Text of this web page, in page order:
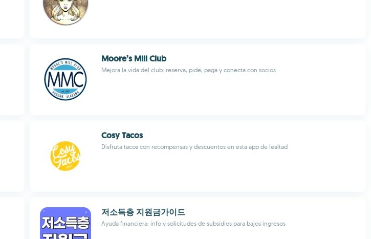
Moore’s Mill Club
Mejora la vida del club: reserva, pide, paga y conecta con socios
Cosy Tacos
Disfruta tacos con recompensas y descuentos en esta app de lealtad
저소득층 지원금가이드
Ayuda financiera: info y solicitudes de subsidios para bajos ingresos